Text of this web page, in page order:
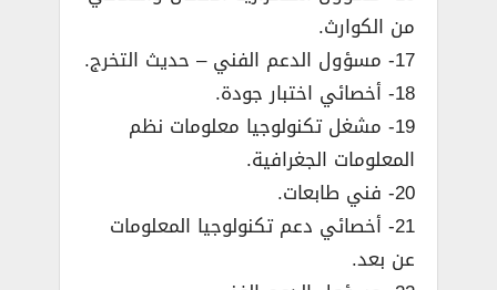
من الكوارث.
17- مسؤول الدعم الفني – حديث التخرج.
18- أخصائي اختبار جودة.
19- مشغل تكنولوجيا معلومات نظم
المعلومات الجغرافية.
20- فني طابعات.
21- أخصائي دعم تكنولوجيا المعلومات
عن بعد.